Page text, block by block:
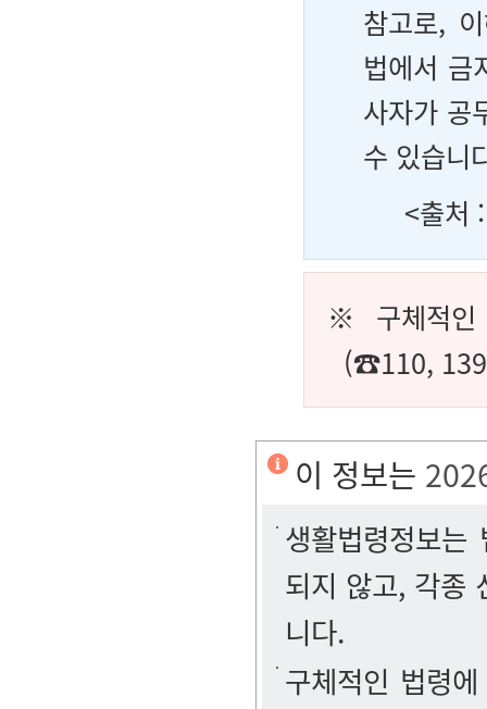
참고로,
법에서 금
사자가 공
수 있습니
<출처
※ 구체적인
(☎110,
이 정보는
생활법령정보
되지 않고, 각종
니다.
구체적인 법령